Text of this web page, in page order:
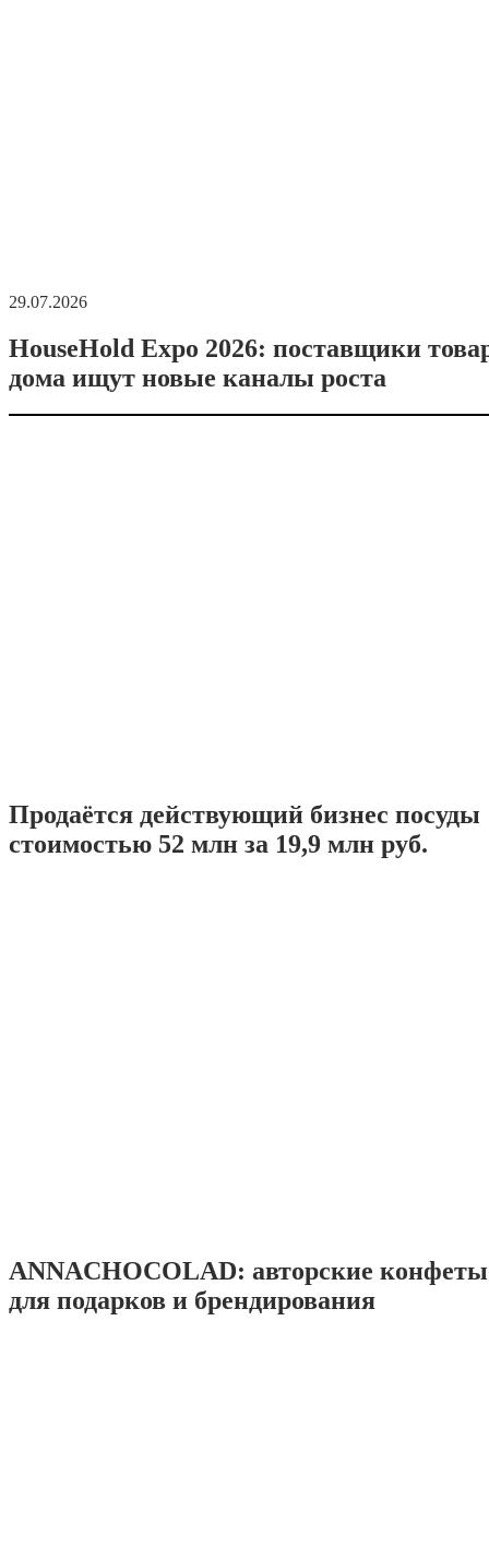
29.07.2026
HouseHold Expo 2026: поставщики
дома ищут новые каналы роста
Продаётся действующий бизнес посуды
стоимостью 52 млн за 19,9 млн руб.
ANNACHOCOLAD: авторские
для подарков и брендирования